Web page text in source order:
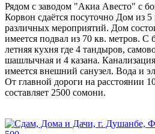
Рядом с заводом "Акиа Авесто" с
Корвон сдаётся посуточно Дом из
различных мероприятий. Дом
имеется подвал из 70 кв. метров. С
летняя кухня где 4 тандыров,
шашлычная и 4 казана.
имеется внешний санузел. Вода и
От главной дороги на расстоянии
составляет 2500 сомони.